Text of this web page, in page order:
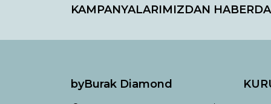
Ürün resmi kalitesiz, bozuk veya
Bu ürüne benzer farklı alternatifler olmalı.
KAMPANYALARIMIZDAN
byBurak Diamond